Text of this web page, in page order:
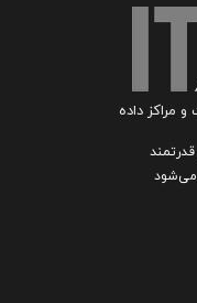
مراکز داده
می‌شود